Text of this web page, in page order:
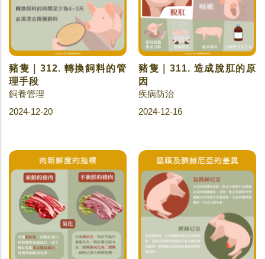
豬隻｜312. 轉換飼料的管
理手段
飼養管理
2024-12-20
豬隻｜311. 造成脫肛的原
因
疾病防治
2024-12-16